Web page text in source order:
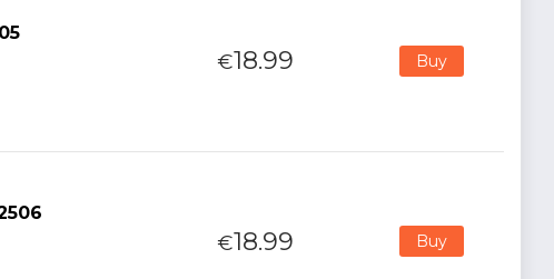
€18.99 Buy
€18.99 Buy